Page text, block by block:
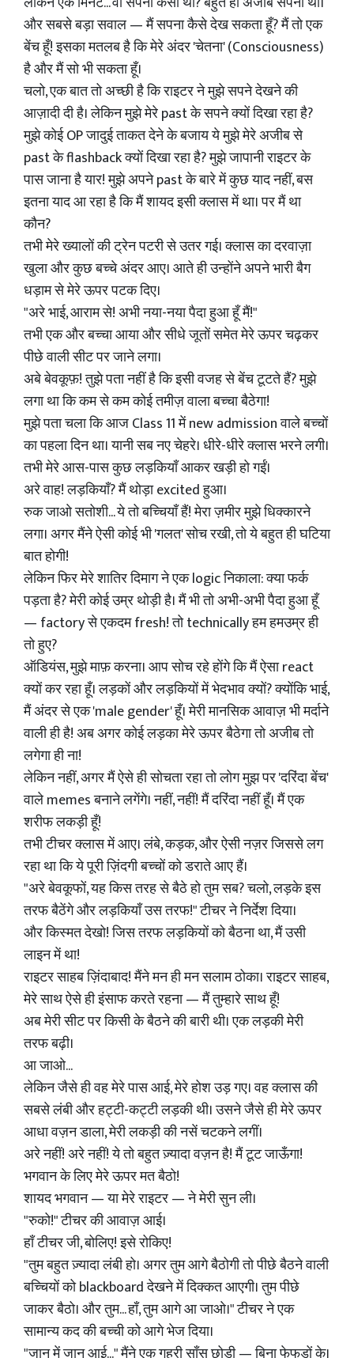
और सबसे बड़ा सवाल — मैं सपना कैसे देख सकता हूँ? मैं तो एक
बेंच हूँ! इसका मतलब है कि मेरे अंदर 'चेतना' (Consciousness)
है और मैं सो भी सकता हूँ।
चलो, एक बात तो अच्छी है कि राइटर ने मुझे सपने देखने की
आज़ादी दी है। लेकिन मुझे मेरे past के सपने क्यों दिखा रहा है?
मुझे कोई OP जादुई ताकत देने के बजाय ये मुझे मेरे अजीब से
past के flashback क्यों दिखा रहा है? मुझे जापानी राइटर के
पास जाना है यार! मुझे अपने past के बारे में कुछ याद नहीं, बस
इतना याद आ रहा है कि मैं शायद इसी क्लास में था। पर मैं था
कौन?
तभी मेरे ख्यालों की ट्रेन पटरी से उतर गई। क्लास का दरवाज़ा
खुला और कुछ बच्चे अंदर आए। आते ही उन्होंने अपने भारी बैग
धड़ाम से मेरे ऊपर पटक दिए।
"अरे भाई, आराम से! अभी नया-नया पैदा हुआ हूँ मैं!"
तभी एक और बच्चा आया और सीधे जूतों समेत मेरे ऊपर चढ़कर
पीछे वाली सीट पर जाने लगा।
अबे बेवकूफ़! तुझे पता नहीं है कि इसी वजह से बेंच टूटते हैं? मुझे
लगा था कि कम से कम कोई तमीज़ वाला बच्चा बैठेगा!
मुझे पता चला कि आज Class 11 में new admission वाले बच्चों
का पहला दिन था। यानी सब नए चेहरे। धीरे-धीरे क्लास भरने लगी।
तभी मेरे आस-पास कुछ लड़कियाँ आकर खड़ी हो गईं।
अरे वाह! लड़कियाँ? मैं थोड़ा excited हुआ।
रुक जाओ सतोशी... ये तो बच्चियाँ हैं! मेरा ज़मीर मुझे धिक्कारने
लगा। अगर मैंने ऐसी कोई भी 'गलत' सोच रखी, तो ये बहुत ही घटिया
बात होगी!
लेकिन फिर मेरे शातिर दिमाग ने एक logic निकाला: क्या फर्क
पड़ता है? मेरी कोई उम्र थोड़ी है। मैं भी तो अभी-अभी पैदा हुआ हूँ
— factory से एकदम fresh! तो technically हम हमउम्र ही
तो हुए?
ऑडियंस, मुझे माफ़ करना। आप सोच रहे होंगे कि मैं ऐसा react
क्यों कर रहा हूँ। लड़कों और लड़कियों में भेदभाव क्यों? क्योंकि भाई,
मैं अंदर से एक 'male gender' हूँ। मेरी मानसिक आवाज़ भी मर्दाने
वाली ही है! अब अगर कोई लड़का मेरे ऊपर बैठेगा तो अजीब तो
लगेगा ही ना!
लेकिन नहीं, अगर मैं ऐसे ही सोचता रहा तो लोग मुझ पर 'दरिंदा बेंच'
वाले memes बनाने लगेंगे। नहीं, नहीं! मैं दरिंदा नहीं हूँ। मैं एक
शरीफ लकड़ी हूँ!
तभी टीचर क्लास में आए। लंबे, कड़क, और ऐसी नज़र जिससे लग
रहा था कि ये पूरी ज़िंदगी बच्चों को डराते आए हैं।
"अरे बेवकूफों, यह किस तरह से बैठे हो तुम सब? चलो, लड़के इस
तरफ बैठेंगे और लड़कियाँ उस तरफ!" टीचर ने निर्देश दिया।
और किस्मत देखो! जिस तरफ लड़कियों को बैठना था, मैं उसी
लाइन में था!
राइटर साहब ज़िंदाबाद! मैंने मन ही मन सलाम ठोका। राइटर साहब,
मेरे साथ ऐसे ही इंसाफ करते रहना — मैं तुम्हारे साथ हूँ!
अब मेरी सीट पर किसी के बैठने की बारी थी। एक लड़की मेरी
तरफ बढ़ी।
आ जाओ...
लेकिन जैसे ही वह मेरे पास आई, मेरे होश उड़ गए। वह क्लास की
सबसे लंबी और हट्टी-कट्टी लड़की थी। उसने जैसे ही मेरे ऊपर
आधा वज़न डाला, मेरी लकड़ी की नसें चटकने लगीं।
अरे नहीं! अरे नहीं! ये तो बहुत ज़्यादा वज़न है! मैं टूट जाऊँगा!
भगवान के लिए मेरे ऊपर मत बैठो!
शायद भगवान — या मेरे राइटर — ने मेरी सुन ली।
"रुको!" टीचर की आवाज़ आई।
हाँ टीचर जी, बोलिए! इसे रोकिए!
"तुम बहुत ज़्यादा लंबी हो। अगर तुम आगे बैठोगी तो पीछे बैठने वाली
बच्चियों को blackboard देखने में दिक्कत आएगी। तुम पीछे
जाकर बैठो। और तुम... हाँ, तुम आगे आ जाओ।" टीचर ने एक
सामान्य कद की बच्ची को आगे भेज दिया।